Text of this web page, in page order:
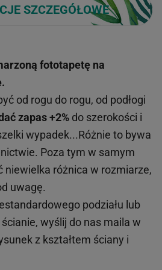
SZCZEGÓŁOWE
fototapetę na
od rogu do rogu, od podłogi
zapas +2% do szerokości i
wypadek...Różnie to bywa
Poza tym w samym
niewielka różnica w rozmiarze,
uwagę.
podziału lub
wyślij do nas maila w
z kształtem ściany i